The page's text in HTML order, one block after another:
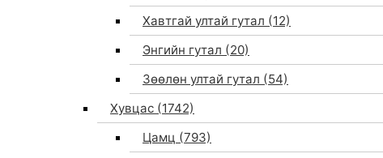
Хавтгай ултай гутал (12)
Энгийн гутал (20)
Зөөлөн ултай гутал (54)
Хувцас (1742)
Цамц (793)